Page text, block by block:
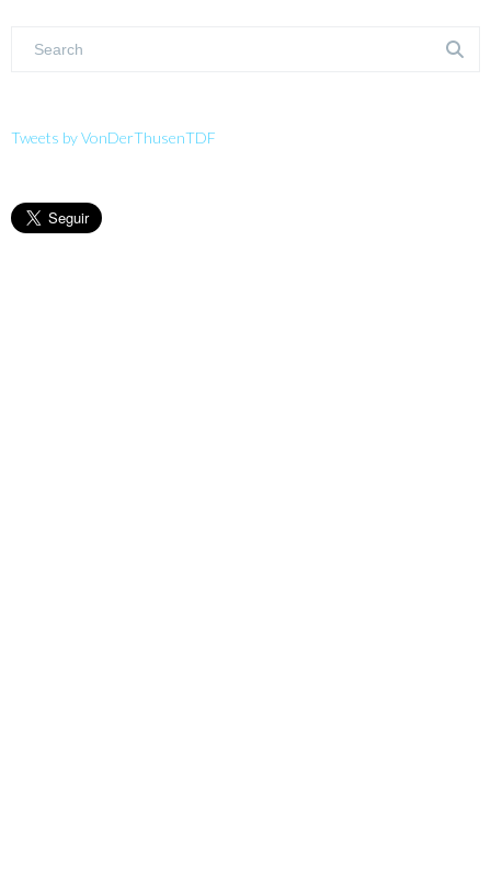
Tweets by VonDerThusenTDF